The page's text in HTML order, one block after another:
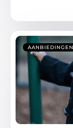
AANBIEDINGEN